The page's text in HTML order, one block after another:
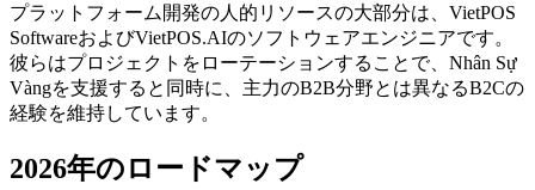
プラットフォーム開発の人的リソースの大部分は、VietPOS
SoftwareおよびVietPOS.AIのソフトウェアエンジニアです。
彼らはプロジェクトをローテーションすることで、Nhân Sự
Vàngを支援すると同時に、主力のB2B分野とは異なるB2Cの
経験を維持しています。
2026年のロードマップ